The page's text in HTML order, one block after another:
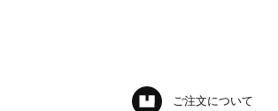
ご注文について